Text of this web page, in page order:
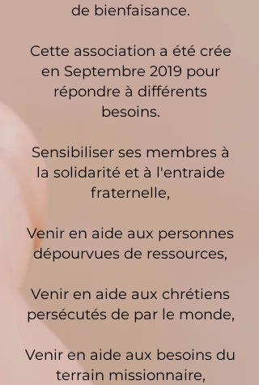
de bienfaisance.
Cette association a été crée
en Septembre 2019 pour
répondre à différents
besoins.
Sensibiliser ses membres à
la solidarité et à l'entraide
fraternelle,
Venir en aide aux personnes
dépourvues de ressources,
Venir en aide aux chrétiens
persécutés de par le monde,
Venir en aide aux besoins du
terrain missionnaire,